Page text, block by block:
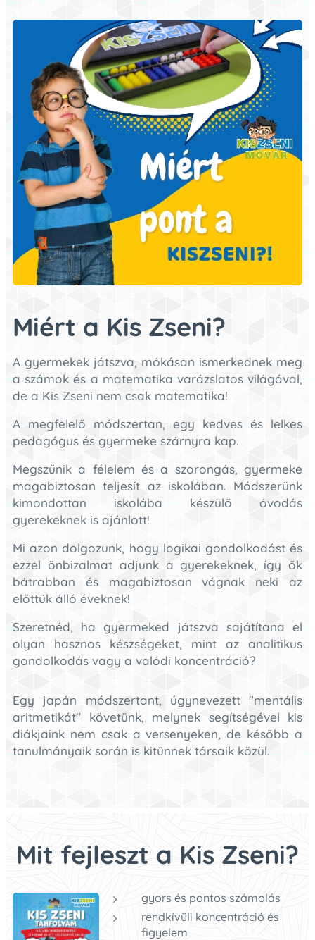
Miért a Kis Zseni?
A gyermekek játszva, mókásan ismerkednek meg
a számok és a matematika varázslatos világával,
de a Kis Zseni nem csak matematika!
A megfelelő módszertan, egy kedves és lelkes
pedagógus és gyermeke szárnyra kap.
Megszűnik a félelem és a szorongás, gyermeke
magabiztosan teljesít az iskolában. Módszerünk
kimondottan iskolába készülő óvodás
gyerekeknek is ajánlott!
Mi azon dolgozunk, hogy logikai gondolkodást és
ezzel önbizalmat adjunk a gyerekeknek, így ők
bátrabban és magabiztosan vágnak neki az
előttük álló éveknek!
Szeretnéd, ha gyermeked játszva sajátítana el
olyan hasznos készségeket, mint az analitikus
gondolkodás vagy a valódi koncentráció?
Egy japán módszertant, úgynevezett "mentális
aritmetikát" követünk, melynek segítségével kis
diákjaink nem csak a versenyeken, de később a
tanulmányaik során is kitűnnek társaik közül.
Mit fejleszt a Kis Zseni?
gyors és pontos számolás
rendkívüli koncentráció és
figyelem